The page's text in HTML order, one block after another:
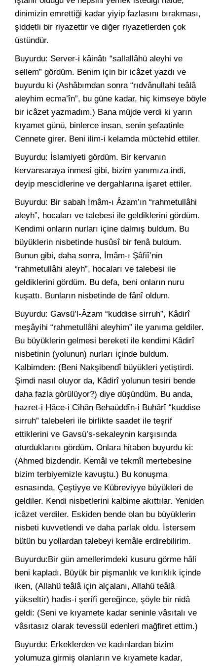
dinimizin emrettiği kadar yiyip fazlasını bırakması,
şiddetli bir riyazettir ve diğer riyazetlerden çok
üstündür.
Buyurdu: Server-i kâinâtı “sallallâhü aleyhi ve
sellem” gördüm. Benim için bir icâzet yazdı ve
buyurdu ki (Ashâbımdan sonra “rıdvânullahi teâlâ
aleyhim ecma’în”, bu güne kadar, hiç kimseye böyle
bir icâzet yazmadım.) Bana müjde verdi ki yarın
kıyamet günü, binlerce insan, senin şefaatinle
Cennete girer. Beni ilim-i kelamda müctehid ettiler.
Buyurdu: İslamiyeti gördüm. Bir kervanın
kervansaraya inmesi gibi, bizim yanımıza indi,
deyip mescidlerine ve dergahlarına işaret ettiler.
Buyurdu: Bir sabah İmâm-ı Âzam’ın “rahmetullâhi
aleyh”, hocaları ve talebesi ile geldiklerini gördüm.
Kendimi onların nurları içine dalmış buldum. Bu
büyüklerin nisbetinde husûsî bir fenâ buldum.
Bunun gibi, daha sonra, İmâm-ı Şâfiî’nin
“rahmetullâhi aleyh”, hocaları ve talebesi ile
geldiklerini gördüm. Bu defa, beni onların nuru
kuşattı. Bunların nisbetinde de fânî oldum.
Buyurdu: Gavsü’l-Âzam “kuddise sirruh”, Kâdirî
meşâyihi “rahmetullâhi aleyhim” ile yanıma geldiler.
Bu büyüklerin gelmesi bereketi ile kendimi Kâdirî
nisbetinin (yolunun) nurları içinde buldum.
Kalbimden: (Beni Nakşibendî büyükleri yetiştirdi.
Şimdi nasıl oluyor da, Kâdirî yolunun tesiri bende
daha fazla görülüyor?) diye düşündüm. Bu anda,
hazret-i Hâce-i Cihân Behaüddîn-i Buhârî “kuddise
sirruh” talebeleri ile birlikte saadet ile teşrif
ettiklerini ve Gavsü’s-sekaleynin karşısında
oturduklarını gördüm. Onlara hitaben buyurdu ki:
(Ahmed bizdendir. Kemâl ve tekmîl mertebesine
bizim terbiyemizle kavuştu.) Bu konuşma
esnasında, Çeştiyye ve Kübreviyye büyükleri de
geldiler. Kendi nisbetlerini kalbime akıttılar. Yeniden
icâzet verdiler. Eskiden bende olan bu büyüklerin
nisbeti kuvvetlendi ve daha parlak oldu. İstersem
bütün bu yollardan talebeyi kemâle erdirebilirim.
Buyurdu:Bir gün amellerimdeki kusuru görme hâli
beni kapladı. Büyük bir pişmanlık ve kırıklık içinde
iken, (Allahü teâlâ için alçalanı, Allahü teâlâ
yükseltir) hadis-i şerifi gereğince, şöyle bir nidâ
geldi: (Seni ve kıyamete kadar seninle vâsıtalı ve
vâsıtasız olarak tevessül edenleri mağfiret ettim.)
Buyurdu: Erkeklerden ve kadınlardan bizim
yolumuza girmiş olanların ve kıyamete kadar,